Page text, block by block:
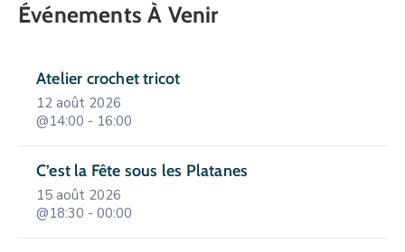
Événements À Venir
Atelier crochet tricot
12 août 2026
@14:00 - 16:00
C’est la Fête sous les Platanes
15 août 2026
@18:30 - 00:00